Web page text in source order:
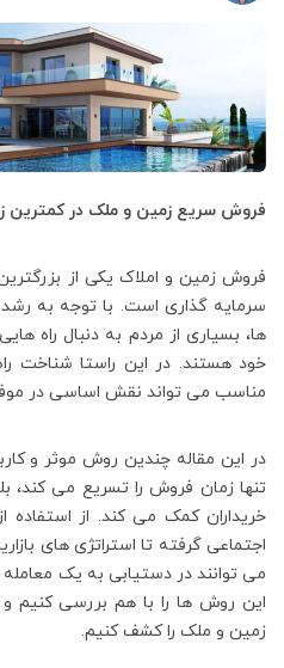
فروش سریع زمین و ملک در کمترین
فروش زمین و املاک یکی از
سرمایه گذاری است. با توجه به
ها، بسیاری از مردم به دنبال راه
خود هستند. در این راستا شناخت
مناسب می تواند نقش اساسی در
در این مقاله چندین روش موثر و
تنها زمان فروش را تسریع می کند،
خریداران کمک می کند. از استفاده
اجتماعی گرفته تا استراتژی های
می توانند در دستیابی به یک
این روش ها را با هم بررسی کنیم
زمین و ملک را کشف کنیم.